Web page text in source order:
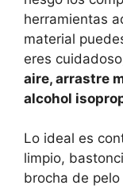
herramientas
material
eres
aire, arrastre
alcohol
Lo ideal es
limpio,
brocha de